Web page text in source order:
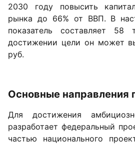
2030 году повысить
рынка до 66% от ВВП. В
показатель составляет
достижении цели он может
руб.
Основные направления
Для достижения
разработает федеральный
частью национального